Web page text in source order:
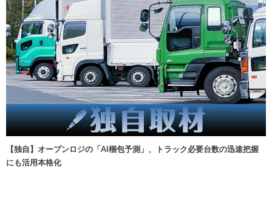
【独自】オープンロジの「AI梱包予測」、トラック必要台数の迅速把握
にも活用本格化